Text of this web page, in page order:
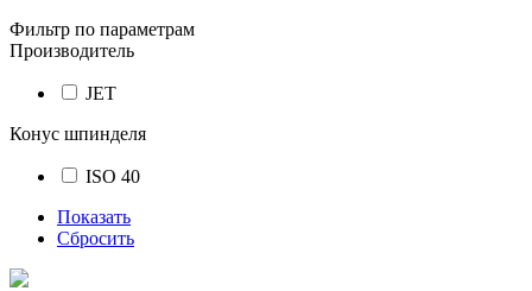
Фильтр по параметрам
Производитель
JET
Конус шпинделя
ISO 40
Показать
Сбросить